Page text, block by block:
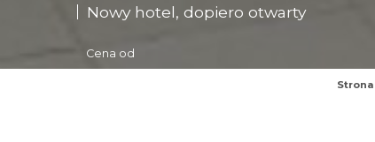
Nowy hotel, dopiero otwarty
Cena od
Strona